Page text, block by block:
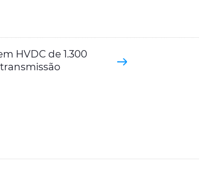
HVDC de 1.300